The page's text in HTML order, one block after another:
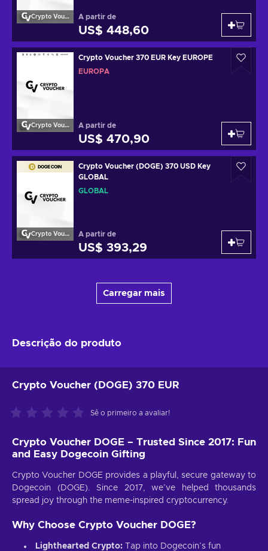
Crypto Voucher A partir de
US$ 448,60
Crypto Voucher
Crypto Voucher 370 EUR Key EUROPE
EUROPA
A partir de
US$ 470,90
Crypto Voucher
Crypto Voucher (DOGE) 370 USD Key
GLOBAL
GLOBAL
A partir de
US$ 393,29
Carregar mais
Descrição do produto
Crypto Voucher (DOGE) 370 EUR
Sê o primeiro a avaliar!
Crypto Voucher DOGE – Trusted Since 2017: Fun
and Easy Dogecoin Gifting
Crypto Voucher DOGE provides a playful, secure gateway to
Dogecoin (DOGE). Since 2017, we’ve helped thousands
spread joy through the meme-inspired cryptocurrency.
Why Choose Crypto Voucher DOGE?
Lighthearted Crypto: Tap into Dogecoin’s fun